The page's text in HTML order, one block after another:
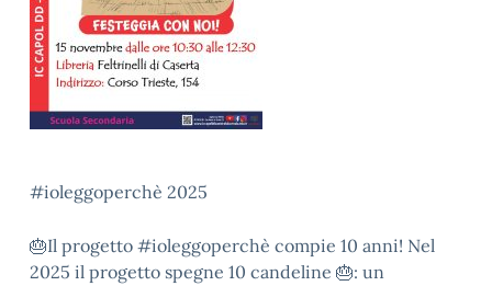
#ioleggoperchè 2025
🎂Il progetto #ioleggoperchè compie 10 anni! Nel
2025 il progetto spegne 10 candeline 🎂: un